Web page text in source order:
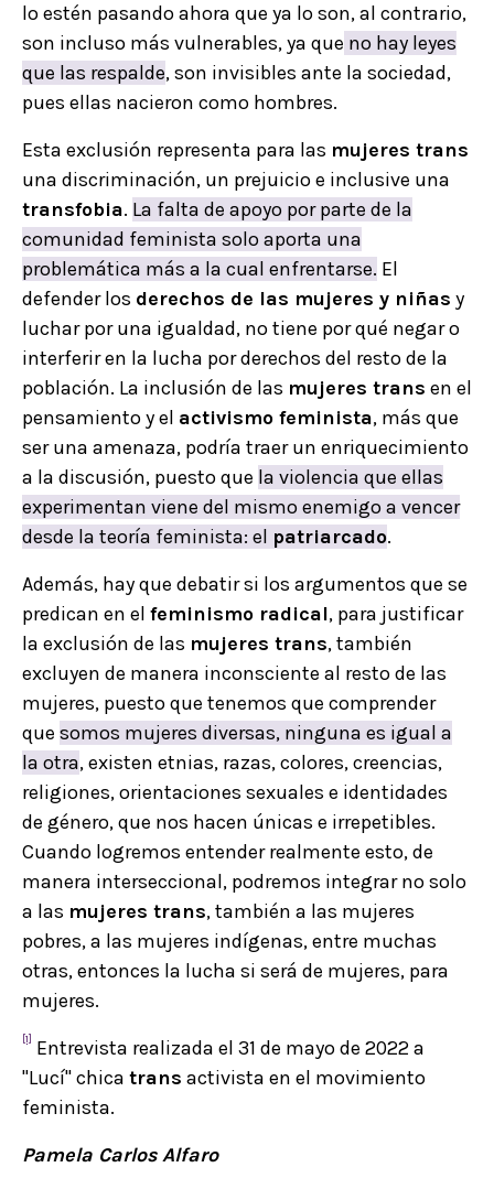
lo estén pasando ahora que ya lo son, al contrario,
son incluso más vulnerables, ya que no hay leyes
que las respalde, son invisibles ante la sociedad,
pues ellas nacieron como hombres.
Esta exclusión representa para las mujeres trans
una discriminación, un prejuicio e inclusive una
transfobia. La falta de apoyo por parte de la
comunidad feminista solo aporta una
problemática más a la cual enfrentarse. El
defender los derechos de las mujeres y niñas y
luchar por una igualdad, no tiene por qué negar o
interferir en la lucha por derechos del resto de la
población. La inclusión de las mujeres trans en el
pensamiento y el activismo feminista, más que
ser una amenaza, podría traer un enriquecimiento
a la discusión, puesto que la violencia que ellas
experimentan viene del mismo enemigo a vencer
desde la teoría feminista: el patriarcado.
Además, hay que debatir si los argumentos que se
predican en el feminismo radical, para justificar
la exclusión de las mujeres trans, también
excluyen de manera inconsciente al resto de las
mujeres, puesto que tenemos que comprender
que somos mujeres diversas, ninguna es igual a
la otra, existen etnias, razas, colores, creencias,
religiones, orientaciones sexuales e identidades
de género, que nos hacen únicas e irrepetibles.
Cuando logremos entender realmente esto, de
manera interseccional, podremos integrar no solo
a las mujeres trans, también a las mujeres
pobres, a las mujeres indígenas, entre muchas
otras, entonces la lucha si será de mujeres, para
mujeres.
[1] Entrevista realizada el 31 de mayo de 2022 a
"Lucí" chica trans activista en el movimiento
feminista.
Pamela Carlos Alfaro